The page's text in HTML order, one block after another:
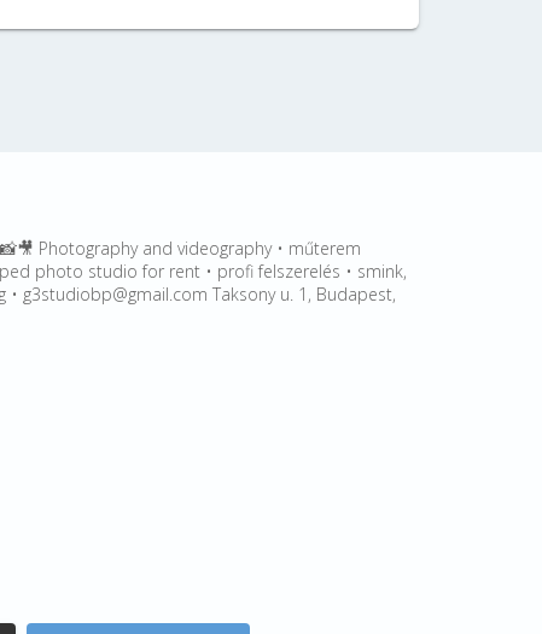
📸🎥 Photography and videography • műterem
photo studio for rent • profi felszerelés • smink,
• g3studiobp@gmail.com Taksony u. 1, Budapest,